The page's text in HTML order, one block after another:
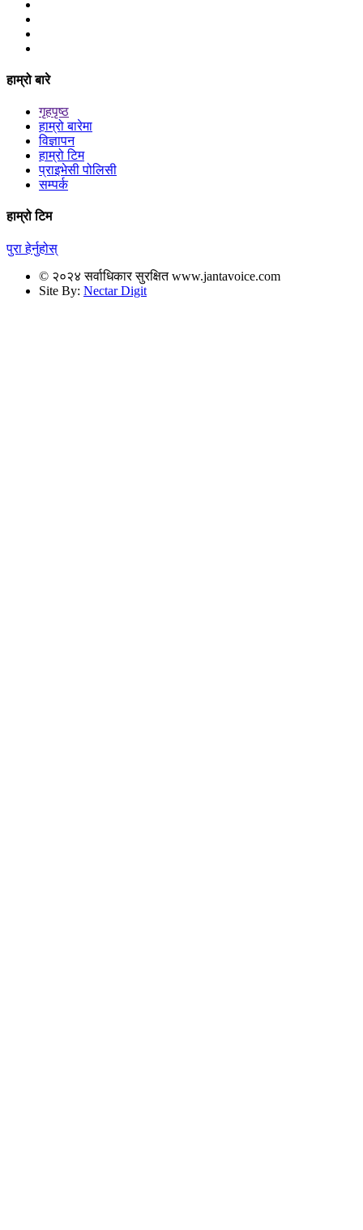
हाम्रो बारे
गृहपृष्ठ
हाम्रो बारेमा
विज्ञापन
हाम्रो टिम
प्राइभेसी पोलिसी
सम्पर्क
हाम्रो टिम
पुरा हेर्नुहोस्
© २०२४ सर्वाधिकार सुरक्षित www.jantavoice.com
Site By: Nectar Digit